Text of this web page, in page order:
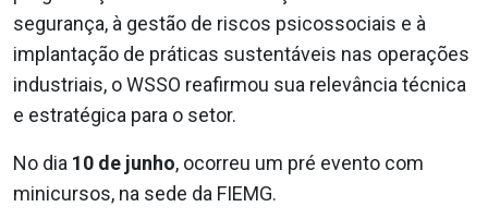
segurança, à gestão de riscos psicossociais e à
implantação de práticas sustentáveis nas operações
industriais, o WSSO reafirmou sua relevância técnica
e estratégica para o setor.
No dia 10 de junho, ocorreu um pré evento com
minicursos, na sede da FIEMG.